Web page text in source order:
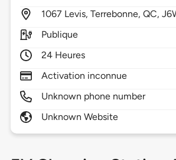
1067 Levis,Terrebonne,QC,
Publique
24 Heures
Activation inconnue
Unknown phone number
Unknown Website